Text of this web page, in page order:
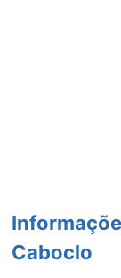
Caboclo